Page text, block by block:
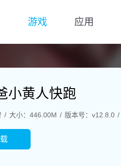
游戏 应用
小黄人快跑
大小：446.00M 版本号：v12.8.0